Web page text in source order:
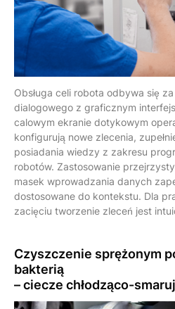
Obsługa celi robota odbywa się
dialogowego z graficznym
calowym ekranie dotykowym
konfigurują nowe zlecenia,
posiadania wiedzy z zakresu
robotów. Zastosowanie
masek wprowadzania danych
dostosowane do kontekstu. Dla
zacięciu tworzenie zleceń jest
Czyszczenie sprężonym
bakterią
– ciecze chłodząco-